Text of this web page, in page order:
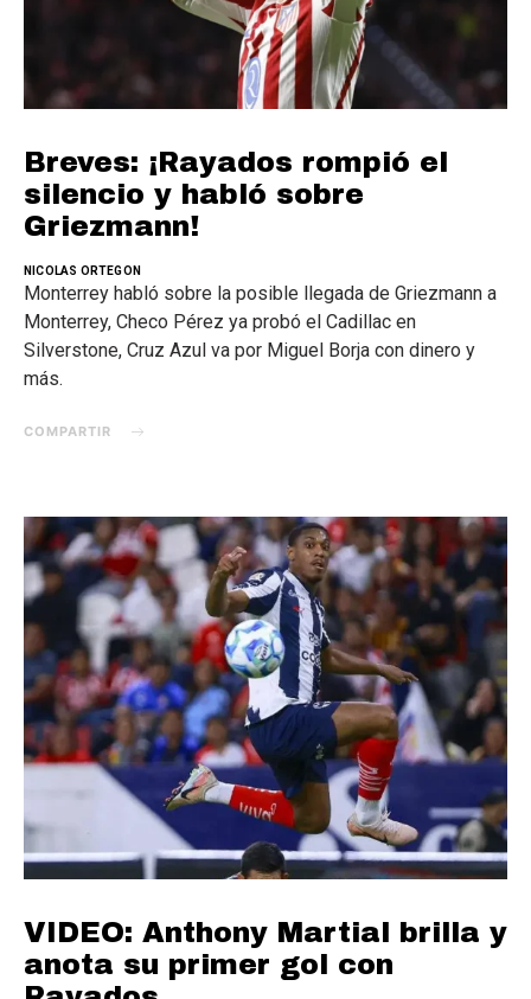
Breves: ¡Rayados rompió el
silencio y habló sobre
Griezmann!
NICOLAS ORTEGON
Monterrey habló sobre la posible llegada de Griezmann a
Monterrey, Checo Pérez ya probó el Cadillac en
Silverstone, Cruz Azul va por Miguel Borja con dinero y
más.
COMPARTIR
VIDEO: Anthony Martial brilla y
anota su primer gol con